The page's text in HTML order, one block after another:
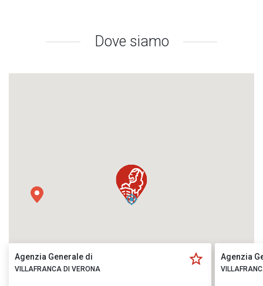
Dove siamo
Agenzia Generale di
VILLAFRANCA DI VERONA
Agenzia